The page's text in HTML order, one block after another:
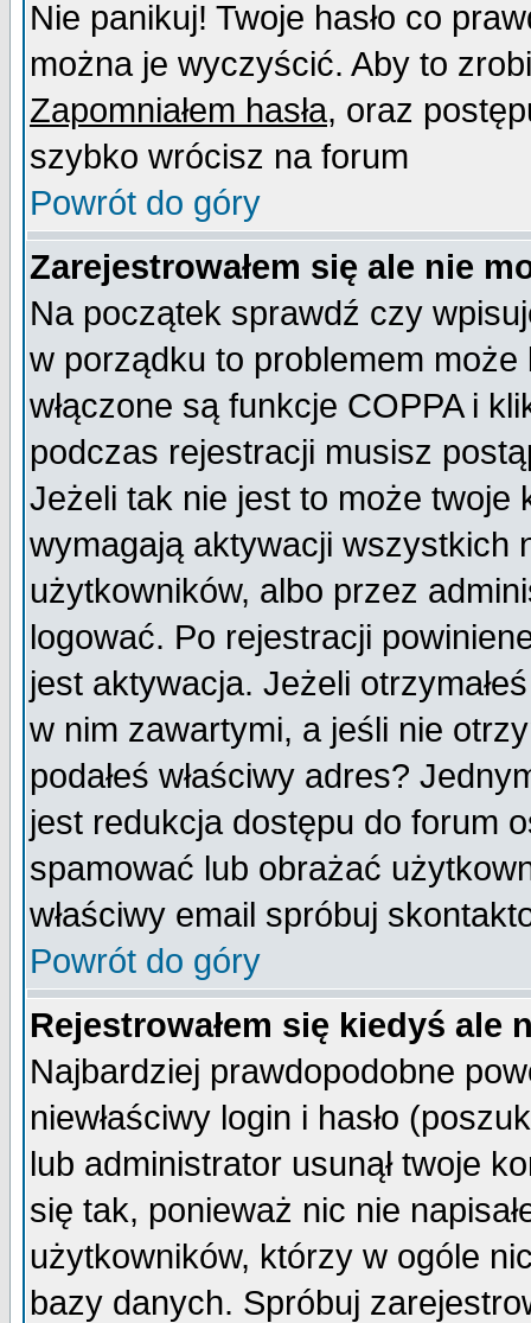
Nie panikuj! Twoje hasło co
można je wyczyścić. Aby to
Zapomniałem hasła, oraz
szybko wrócisz na forum
Powrót do góry
Zarejestrowałem się ale nie
Na początek sprawdź czy
w porządku to problemem
włączone są funkcje COPPA i
podczas rejestracji musisz
Jeżeli tak nie jest to może twoje
wymagają aktywacji wszystkich
użytkowników, albo przez
logować. Po rejestracji
jest aktywacja. Jeżeli
w nim zawartymi, a jeśli nie
podałeś właściwy adres?
jest redukcja dostępu do forum
spamować lub obrażać
właściwy email spróbuj
Powrót do góry
Rejestrowałem się kiedyś ale
Najbardziej prawdopodobne
niewłaściwy login i hasło
lub administrator usunął twoje
się tak, ponieważ nic nie
użytkowników, którzy w ogóle
bazy danych. Spróbuj